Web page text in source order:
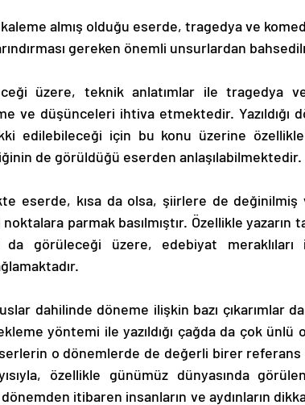
gereken önemli unsurlardan
ve düşünceleri ihtiva etmektedir. Yazıldığı
edilebileceği için bu konu üzerine
de görüldüğü eserden anlaşılabilmektedir.
parmak basılmıştır. Özellikle
da görüleceği üzere, edebiyat
yöntemi ile yazıldığı çağda da çok
o dönemlerde de değerli birer
özellikle günümüz dünyasında
dönemden itibaren insanların ve aydınların